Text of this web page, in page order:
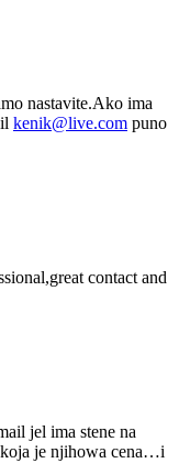
nastavite.Ako ima
kenik@live.com puno
contact and
jel ima stene na
je njihowa cena…i